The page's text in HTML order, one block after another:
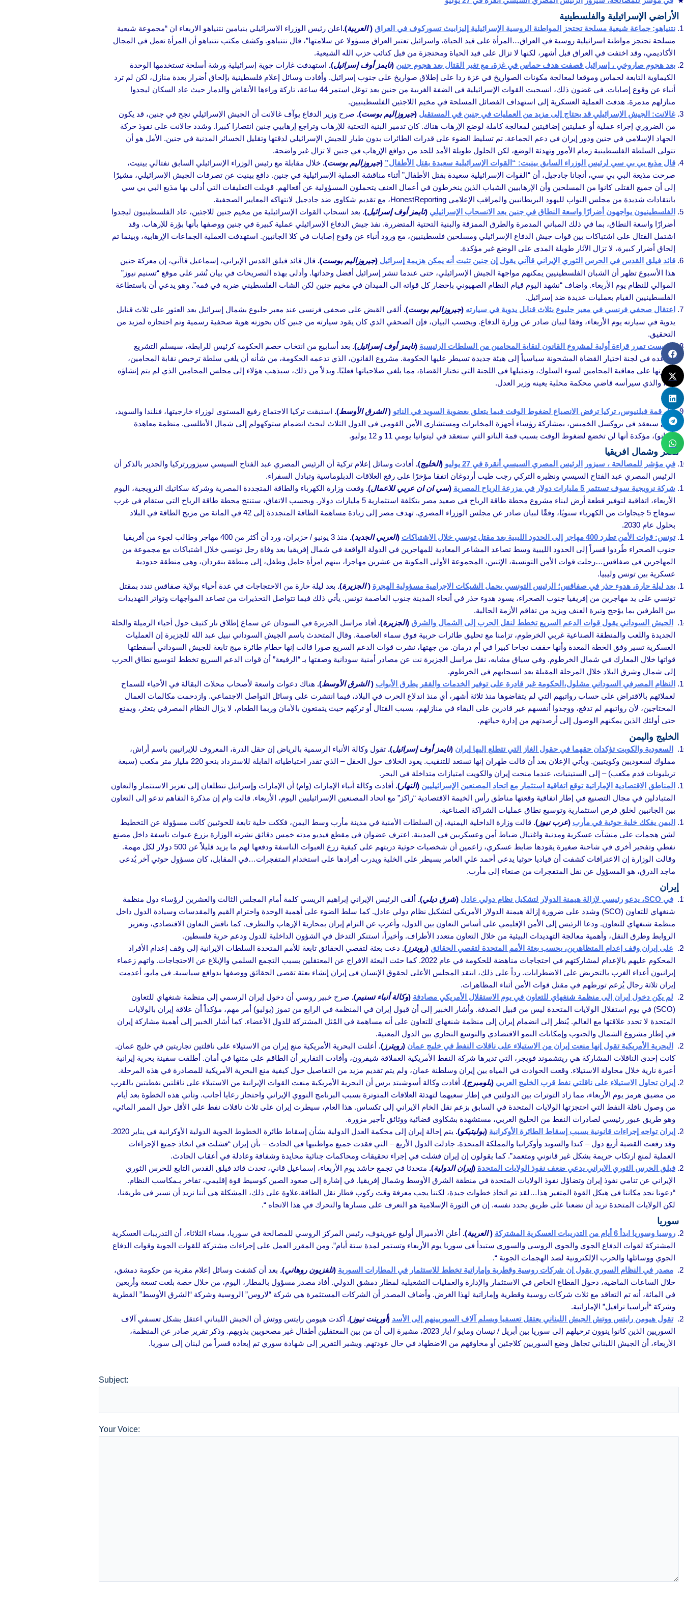
الأراضي الإسرائيلية والفلسطينية
نتنياهو: جماعة شيعية مسلحة تحتجز المواطنة الروسية الإسرائيلية إليزابيث تسوركوف في العراق (العربية).اعلن رئيس الوزراء الاسرائيلي بنيامين نتنياهو الاربعاء ان “مجموعة شيعية
مسلحة تحتجز مواطنة اسرائيلية روسية في العراق…المرأة على قيد الحياة، واسرائيل تعتبر العراق مسؤولا عن سلامتها”، قال نتنياهو. وكشف مكتب نتنياهو أن المرأة تعمل في المجال
الأكاديمي، وقد اختفت في العراق قبل أشهر، لكنها لا تزال على قيد الحياة ومحتجزة من قبل كتائب حزب الله الشيعية.
بعد هجوم صاروخي ، إسرائيل قصفت هدف حماس في غزة، مع تغير القتال بعد هجوم جنين (تايمز أوف إسرائيل). استهدفت غارات جوية إسرائيلية ورشة أسلحة تستخدمها الوحدة
الكيماوية التابعة لحماس وموقعا لمعالجة مكونات الصواريخ في غزة ردا على إطلاق صواريخ على جنوب إسرائيل. وأفادت وسائل إعلام فلسطينية بإلحاق أضرار بعدة منازل، لكن لم ترد
أنباء عن وقوع إصابات. في غضون ذلك، انسحبت القوات الإسرائيلية في الضفة الغربية من جنين بعد توغل استمر 44 ساعة، تاركة وراءها الأنقاض والدمار حيث عاد السكان ليجدوا
منازلهم مدمرة. هدفت العملية العسكرية إلى استهداف الفصائل المسلحة في مخيم اللاجئين الفلسطينيين.
غالانت: الجيش الإسرائيلي قد يحتاج إلى مزيد من العمليات في جنين في المستقبل (جيروزاليم بوست). صرح وزير الدفاع يوآف غالانت أن الجيش الإسرائيلي نجح في جنين، قد يكون
من الضروري إجراء عملية أو عمليتين إضافيتين لمعالجة كاملة لوضع الإرهاب هناك. كان تدمير البنية التحتية للإرهاب وتراجع إرهابيي جنين انتصارا كبيرا. وشدد جالانت على نفوذ حركة
الجهاد الإسلامي في جنين ودور إيران في دعم الجماعة. تم تسليط الضوء على قدرات الطائرات بدون طيار للجيش الإسرائيلي لدقتها وتقليل الخسائر المدنية في جنين. الأمل هو أن
تتولى السلطة الفلسطينية زمام الأمور وتهدئة الوضع، لكن الحلول طويلة الأمد للحد من دوافع الإرهاب في جنين لا تزال غير واضحة.
قال مذيع بي بي سي لرئيس الوزراء السابق بينيت: “القوات الإسرائيلية سعيدة بقتل الأطفال” (جيروزاليم بوست).خلال مقابلة مع رئيس الوزراء الإسرائيلي السابق نفتالي بينيت،
صرحت مذيعة البي بي سي، أنجانا جادجيل، أن “القوات الإسرائيلية سعيدة بقتل الأطفال” أثناء مناقشة العملية الإسرائيلية في جنين. دافع بينيت عن تصرفات الجيش الإسرائيلي، مشيرًا
إلى أن جميع القتلى كانوا من المسلحين وأن الإرهابيين الشباب الذين ينخرطون في أعمال العنف يتحملون المسؤولية عن أفعالهم. قوبلت التعليقات التي أدلى بها مذيع البي بي سي
بانتقادات شديدة من مجلس النواب لليهود البريطانيين والمراقب الإعلامي HonestReporting، مع تقديم شكاوى ضد جادجيل لانتهاكه المعايير الصحفية.
الفلسطينيون يواجهون أضرارًا واسعة النطاق في جنين بعد الانسحاب الإسرائيلي (تايمز أوف إسرائيل). بعد انسحاب القوات الإسرائيلية من مخيم جنين للاجئين، عاد الفلسطينيون ليجدوا
أضرارًا واسعة النطاق، بما في ذلك المباني المدمرة والطرق الممزقة والبنية التحتية المتضررة. نفذ جيش الدفاع الإسرائيلي عملية كبيرة في جنين ووصفها بأنها بؤرة للإرهاب. وقد
اشتمل القتال على اشتباكات بين قوات جيش الدفاع الإسرائيلي ومسلحين فلسطينيين، مع ورود أنباء عن وقوع إصابات في كلا الجانبين. استهدفت العملية الجماعات الإرهابية، وبينما تم
إلحاق أضرار كبيرة، لا تزال الآثار طويلة المدى على الوضع غير مؤكدة.
قائد فيلق القدس في الحرس الثوري الإيراني قاآني يقول إن جنين تثبت أنه يمكن هزيمة إسرائيل (جيروزاليم بوست). قال قائد فيلق القدس الإيراني، إسماعيل قاآني، إن معركة جنين
هذا الأسبوع تظهر أن الشبان الفلسطينيين يمكنهم مواجهة الجيش الإسرائيلي، حتى عندما تنشر إسرائيل أفضل وحداتها. وأدلى بهذه التصريحات في بيان نُشر على موقع “تسنيم نيوز”
الموالي للنظام يوم الأربعاء. واضاف “نشهد اليوم قيام النظام الصهيوني بإحضار كل قواته الى الميدان في مخيم جنين لكن الشاب الفلسطيني ضربه في فمه”. وهو يدعي أن باستطاعة
الفلسطينيين القيام بعمليات عديدة ضد إسرائيل.
اعتقال صحفي فرنسي في معبر جلبوع بثلاث قنابل يدوية في سيارته (جيروزاليم بوست). ألقي القبض على صحفي فرنسي عند معبر جلبوع بشمال إسرائيل بعد العثور على ثلاث قنابل
يدوية في سيارته يوم الأربعاء، وفقا لبيان صادر عن وزارة الدفاع. وبحسب البيان، فإن الصحفي الذي كان يقود سيارته من جنين كان بحوزته هوية صحفية رسمية وتم احتجازه لمزيد من
التحقيق.
الكنيست تمرر قراءة أولية لمشروع القانون لنقابة المحامين من السلطات الرئيسية (تايمز أوف إسرائيل). بعد أسابيع من انتخاب خصم الحكومة كرئيس للرابطة، سيسلم التشريع
مقاعده في لجنة اختيار القضاة المشحونة سياسياً إلى هيئة جديدة تسيطر عليها الحكومة. مشروع القانون، الذي تدعمه الحكومة، من شأنه أن يلغي سلطة ترخيص نقابة المحامين،
وقدرتها على معاقبة المحامين لسوء السلوك، وتمثيلها في اللجنة التي تختار القضاة، مما يلغي صلاحياتها فعليًا. وبدلاً من ذلك، سيذهب هؤلاء إلى مجلس المحامين الذي لم يتم إنشاؤه
بعد، والذي سيرأسه قاضي محكمة محلية يعينه وزير العدل.
تركيا
قبل قمة فيلنيوس، تركيا ترفض الانصياع لضغوط الوقت فيما يتعلق بعضوية السويد في الناتو (الشرق الأوسط). استبقت تركيا الاجتماع رفيع المستوى لوزراء خارجيتها، فنلندا والسويد،
الذي سيعقد في بروكسل الخميس، بمشاركة رؤساء أجهزة المخابرات ومستشاري الأمن القومي في الدول الثلاث لبحث انضمام ستوكهولم إلى شمال الأطلسي. منظمة معاهدة
(الناتو)، مؤكدة أنها لن تخضع لضغوط الوقت بسبب قمة الناتو التي ستعقد في ليتوانيا يومي 11 و 12 يوليو.
مصر وشمال افريقيا
في مؤشر للمصالحة ، سيزور الرئيس المصري السيسي أنقرة في 27 يوليو (الخليج). أفادت وسائل إعلام تركية أن الرئيس المصري عبد الفتاح السيسي سيزوررتركيا والجدير بالذكر أن
الرئيس المصري عبد الفتاح السيسي ونظيره التركي رجب طيب أردوغان اتفقا مؤخرًا على رفع العلاقات الدبلوماسية وتبادل السفراء.
شركة نرويجية سوف تستثمر 5 مليارات دولار في مزرعة الرياح المصرية
(سي ان ان عربي للاعمال). وقعت وزارة الكهرباء والطاقة المتجددة المصرية وشركة سكاتيك النرويجية، اليوم
الأربعاء، اتفاقية لتوفير قطعة أرض لبناء مشروع محطة طاقة الرياح في صعيد مصر بتكلفة استثمارية 5 مليارات دولار. وبحسب الاتفاق، ستنتج محطة طاقة الرياح التي ستقام في غرب
سوهاج 5 جيجاوات من الكهرباء سنويًا، وفقًا لبيان صادر عن مجلس الوزراء المصري. تهدف مصر إلى زيادة مساهمة الطاقة المتجددة إلى 42 في المائة من مزيج الطاقة في البلاد
بحلول عام 2030.
تونس: قوات الأمن تطرد 400 مهاجر إلى الحدود الليبية بعد مقتل تونسي خلال الاشتباكات
(العربي الجديد).
منذ 3 يونيو / حزيران، ورد أن أكثر من 400 مهاجر وطالب لجوء من أفريقيا
جنوب الصحراء طُردوا قسراً إلى الحدود الليبية وسط تصاعد المشاعر المعادية للمهاجرين في الدولة الواقعة في شمال إفريقيا بعد وفاة رجل تونسي خلال اشتباكات مع مجموعة من
المهاجرين في صفاقس…رحلت قوات الأمن التونسية، الإثنين، المجموعة الأولى المكونة من عشرين مهاجرا، بينهم امرأة حامل وطفل، إلى منطقة بنقردان، وهي منطقة حدودية
عسكرية بين تونس وليبيا.
بعد ليلة حارة، هدوء حذر في صفاقس؛ الرئيس التونسي يحمل الشبكات الإجرامية مسؤولية الهجرة (الجزيرة). بعد ليلة حارة من الاحتجاجات في عدة أحياء بولاية صفاقس تندد بمقتل
تونسي على يد مهاجرين من إفريقيا جنوب الصحراء، يسود هدوء حذر في أنحاء المدينة جنوب العاصمة تونس. يأتي ذلك فيما تتواصل التحذيرات من تصاعد المواجهات وتواتر التهديدات
بين الطرفين بما يؤجج وتيرة العنف ويزيد من تفاقم الأزمة الحالية.
الجيش السوداني يقول قوات الدعم السريع تخطط لنقل الحرب إلى الشمال والشرق (الجزيرة). أفاد مراسل الجزيرة في السودان عن سماع إطلاق نار كثيف حول أحياء الرميلة والحلة
الجديدة واللعب والمنطقة الصناعية غربي الخرطوم، تزامنا مع تحليق طائرات حربية فوق سماء العاصمة. وقال المتحدث باسم الجيش السوداني نبيل عبد الله للجزيرة إن العمليات
العسكرية تسير وفق الخطة المعدة وأنها حققت نجاحا كبيرا في أم درمان. من جهتها، نشرت قوات الدعم السريع صورا قالت إنها حطام طائرة ميج تابعة للجيش السوداني أسقطتها
قواتها خلال المعارك في شمال الخرطوم. وفي سياق مشابه، نقل مراسل الجزيرة نت عن مصادر أمنية سودانية وصفتها بـ “الرفيعة” أن قوات الدعم السريع تخطط لتوسيع نطاق الحرب
إلى شمال وشرق البلاد خلال المرحلة المقبلة بعد انسحابهم في الخرطوم.
النظام المصرفي السوداني مشلول،الحكومة غير قادرة على توفير الخدمات والفقر يطرق الأبواب (الشرق الأوسط). هناك دعوات واسعة لأصحاب محلات البقالة في الأحياء للسماح
لعملائهم بالاقتراض على حساب رواتبهم التي لم يتقاضوها منذ ثلاثة أشهر، أي منذ اندلاع الحرب في البلاد، فيما انتشرت على وسائل التواصل الاجتماعي. وازدحمت مكالمات العمال
المحتاجين، لأن رواتبهم لم تدفع، ووجدوا أنفسهم غير قادرين على البقاء في منازلهم، بسبب القتال أو تركهم حيث يتمتعون بالأمان وربما الطعام، لا يزال النظام المصرفي يتعثر، ويمنع
حتى أولئك الذين يمكنهم الوصول إلى أرصدتهم من إدارة حياتهم.
الخليج واليمن
السعودية والكويت تؤكدان حقهما في حقول الغاز التي تتطلع إليها إيران (تايمز أوف إسرائيل). تقول وكالة الأنباء الرسمية بالرياض إن حقل الدرة، المعروف للإيرانيين باسم أراش،
مملوك لسعوديين وكويتيين. ويأتي الإعلان بعد أن قالت طهران إنها تستعد للتنقيب. يعود الخلاف حول الحقل – الذي تقدر احتياطياته القابلة للاسترداد بنحو 220 مليار متر مكعب (سبعة
تريليونات قدم مكعب) – إلى الستينيات، عندما منحت إيران والكويت امتيازات متداخلة في البحر.
المناطق الاقتصادية الإماراتية توقع اتفاقية استثمار مع اتحاد المصنعين الإسرائيليين (النهار). أفادت وكالة أنباء الإمارات (وام) أن الإمارات وإسرائيل تتطلعان إلى تعزيز الاستثمار والتعاون
المتبادلين في مجال التصنيع في إطار اتفاقية وقعتها مناطق رأس الخيمة الاقتصادية “راكز” مع اتحاد المصنعين الإسرائيليين اليوم، الأربعاء. قالت وام إن مذكرة التفاهم تدعو إلى التعاون
بين الجانبين لخلق فرص استثمارية وتوسيع نطاق عمليات الشراكة الصناعية.
اليمن يفكك خلية حوثية في مأرب (عرب نيوز). قالت وزارة الداخلية اليمنية، إن السلطات الأمنية في مدينة مأرب وسط اليمن، فككت خلية تابعة للحوثيين كانت مسؤولة عن التخطيط
لشن هجمات على منشآت عسكرية ومدنية واغتيال ضباط أمن وعسكريين في المدينة. اعترف عضوان في مقطع فيديو مدته خمس دقائق نشرته الوزارة بزرع عبوات ناسفة داخل مصنع
نفطي وتفجير أخرى في شاحنة صغيرة يقودها ضابط عسكري، زاعمين أن شخصيات حوثية دربتهم على كيفية زرع العبوات الناسفة ودفعها لهم ما يزيد قليلاً عن 500 دولار لكل مهمة.
وقالت الوزارة إن الاعترافات كشفت أن قياديا حوثيا يدعى أحمد علي العامر يسيطر على الخلية ويدرب أفرادها على استخدام المتفجرات…في المقابل، كان مسؤول حوثي آخر يُدعى
ماجد الدرق، هو المسؤول عن نقل المتفجرات من صنعاء إلى مأرب.
إيران
في SCO، يدعو رئيسي لإزالة هيمنة الدولار لتشكيل نظام دولي عادل (شرق ديلي). ألقى الرئيس الإيراني إبراهيم الريسي كلمة أمام المجلس الثالث والعشرين لرؤساء دول منظمة
شنغهاي للتعاون (SCO) وشدد على ضرورة إزالة هيمنة الدولار الأمريكي لتشكيل نظام دولي عادل. كما سلط الضوء على أهمية الوحدة واحترام القيم والمقدسات وسيادة الدول داخل
منظمة شنغهاي للتعاون. ودعا الرئيس إلى الأمن الإقليمي على أساس التعاون بين الدول، وأعرب عن التزام إيران بمحاربة الإرهاب والتطرف. كما ناقش التعاون الاقتصادي، وتعزيز
الروابط وطرق النقل، وأهمية معالجة التهديدات البيئية من خلال التعاون متعدد الأطراف. وأخيراً، استنكر التدخل في الشؤون الداخلية للدول ودعم حرية فلسطين.
على إيران وقف إعدام المتظاهرين، بحسب بعثة الأمم المتحدة لتقصي الحقائق (رويترز). دعت بعثة لتقصي الحقائق تابعة للأمم المتحدة السلطات الإيرانية إلى وقف إعدام الأفراد
المحكوم عليهم بالإعدام لمشاركتهم في احتجاجات مناهضة للحكومة في عام 2022. كما حثت البعثة الافراج عن المعتقلين بسبب التجمع السلمي والإبلاغ عن الاحتجاجات. واتهم زعماء
إيرانيون أعداء الغرب بالتحريض على الاضطرابات. رداً على ذلك، انتقد المجلس الأعلى لحقوق الإنسان في إيران إنشاء بعثة تقصي الحقائق ووصفها بدوافع سياسية. في مايو، أعدمت
إيران ثلاثة رجال يُزعم تورطهم في مقتل قوات الأمن أثناء المظاهرات.
لم يكن دخول إيران إلى منظمة شنغهاي للتعاون في يوم الاستقلال الأمريكي مصادفة (وكالة أنباء تسنيم). صرح خبير روسي أن دخول إيران الرسمي إلى منظمة شنغهاي للتعاون
(SCO) في يوم استقلال الولايات المتحدة ليس من قبيل الصدفة. وأشار الخبير إلى أن قبول إيران في المنظمة في الرابع من تموز (يوليو) أمر مهم، مؤكداً أن علاقة إيران بالولايات
المتحدة لا تحدد علاقتها مع العالم. يُنظر إلى انضمام إيران إلى منظمة شنغهاي للتعاون على أنه مساهمة في المُثل المشتركة للدول الأعضاء. كما أشار الخبير إلى أهمية مشاركة إيران
في إطار مشروع الشمال والجنوب وإمكانات النمو الاقتصادي والتوسع التجاري بين الدول المعنية.
البحرية الأمريكية تقول إنها منعت إيران من الاستيلاء على ناقلات النفط في خليج عمان (رويترز). أعلنت البحرية الأمريكية منع إيران من الاستيلاء على ناقلتين تجاريتين في خليج عمان.
كانت إحدى الناقلات المشاركة هي ريتشموند فويجر، التي تديرها شركة النفط الأمريكية العملاقة شيفرون، وأفادت التقارير أن الطاقم على متنها في أمان. أطلقت سفينة بحرية إيرانية
أعيرة نارية خلال محاولة الاستيلاء. وقعت الحوادث في المياه بين إيران وسلطنة عمان، ولم يتم تقديم مزيد من التفاصيل حول كيفية منع البحرية الأمريكية للمصادرة في هذه المرحلة.
إيران تحاول الاستيلاء على ناقلتي نفط قرب الخليج العربي (بلومبرج). أفادت وكالة أسوشيتد برس أن البحرية الأمريكية منعت القوات الإيرانية من الاستيلاء على ناقلتين نفطيتين بالقرب
من مضيق هرمز يوم الأربعاء، مما زاد التوترات بين الدولتين في إطار سعيهما لتهدئة العلاقات المتوترة بسبب البرنامج النووي الإيراني واحتجاز رعايا أجانب. وتأتي هذه الخطوة بعد أيام
من وصول ناقلة النفط التي احتجزتها الولايات المتحدة في السابق بزعم نقل الخام الإيراني إلى تكساس. هذا العام، سيطرت إيران على ثلاث ناقلات نفط على الأقل حول الممر المائي،
وهو طريق عبور رئيسي لصادرات النفط من الخليج العربي، مستشهدة بشكاوى قضائية ووثائق تأجير مزورة.
إيران تواجه إجراءات قانونية بسبب إسقاط الطائرة الأوكرانية (بوليتيكو).
يتم إحالة إيران إلى محكمة العدل الدولية بشأن إسقاط طائرة الخطوط الجوية الدولية الأوكرانية في يناير 2020.
وقد رفعت القضية أربع دول – كندا والسويد وأوكرانيا والمملكة المتحدة. جادلت الدول الأربع – التي فقدت جميع مواطنيها في الحادث – بأن إيران “فشلت في اتخاذ جميع الإجراءات
العملية لمنع ارتكاب جريمة بشكل غير قانوني ومتعمد”. كما يقولون إن إيران فشلت في إجراء تحقيقات ومحاكمات جنائية محايدة وشفافة وعادلة في أعقاب الحادث.
فيلق الحرس الثوري الإيراني يدعي ضعف نفوذ الولايات المتحدة (إيران الدولية). متحدثا في تجمع حاشد يوم الأربعاء، إسماعيل قاني، تحدث قائد فيلق القدس التابع للحرس الثوري
الإيراني عن تنامي نفوذ إيران وتضاؤل ​​نفوذ الولايات المتحدة في منطقة الشرق الأوسط وشمال إفريقيا. في إشارة إلى صعود الصين كوسيط قوة إقليمي، تفاخر بـمكاسب النظام.
“دعونا نجد مكاننا في هيكل القوة المتغير هذا…لقد تم اتخاذ خطوات جيدة، لكننا يجب معرفة وقت ركوب قطار نقل الطاقة.علاوة على ذلك، المشكلة هي أننا نريد أن نسير في طريقنا،
لكن الولايات المتحدة تريد أن تضعنا على طريق يحدد نفسه. إن فن الثورة الإسلامية هو التعرف على مسارها والتحرك في هذا الاتجاه “.
سوريا
روسيا وسوريا ابدأ 6 أيام من التدريبات العسكرية المشتركة (العربية). أعلن الأدميرال أوليغ غورينوف، رئيس المركز الروسي للمصالحة في سوريا، مساء الثلاثاء، أن التدريبات العسكرية
المشتركة لقوات الدفاع الجوي والجوي الروسي والسوري ستبدأ في سوريا يوم الأربعاء وتستمر لمدة ستة أيام”. ومن المقرر العمل على إجراءات مشتركة للقوات الجوية وقوات الدفاع
الجوي ووسائلها والحرب الإلكترونية لصد الهجمات الجوية “.
مصدر في النظام السوري يقول إن شركات روسية وقطرية وإماراتية تخطط للاستثمار في المطارات السورية (تلفزيون روهاني). بعد أن كشفت وسائل إعلام مقربة من حكومة دمشق،
خلال الساعات الماضية، دخول القطاع الخاص في الاستثمار والإدارة والعمليات التشغيلية لمطار دمشق الدولي. أفاد مصدر مسؤول بالمطار، اليوم، من خلال حصة بلغت تسعة وأربعين
في المائة، أنه تم التعاقد مع ثلاث شركات روسية وقطرية وإماراتية لهذا الغرض. وأضاف المصدر أن الشركات المستثمرة هي شركة “لاروس” الروسية وشركة “الشرق الأوسط” القطرية
وشركة “أيراسيا ترافيل” الإماراتية.
تقول هيومن رايتس ووتش الجيش اللبناني يعتقل تعسفيا ويسلم آلاف السوريينهم إلى الأسد (أورينت نيوز). أكدت هيومن رايتس ووتش أن الجيش اللبناني اعتقل بشكل تعسفي آلاف
السوريين الذين كانوا ينوون ترحيلهم إلى سوريا بين أبريل / نيسان ومايو / أيار 2023، مشيرة إلى أن من بين المعتقلين أطفال غير مصحوبين بذويهم. وذكر تقرير صادر عن المنظمة،
الأربعاء، أن الجيش اللبناني تجاهل وضع السوريين كلاجئين أو مخاوفهم من الاضطهاد في حال عودتهم. ويشير التقرير إلى شهادة سوري تم إبعاده قسراً من لبنان إلى سوريا.
Subject:
Your Voice: